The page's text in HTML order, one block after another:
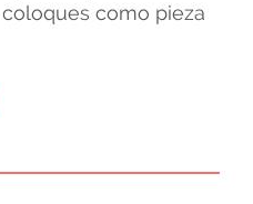
como pieza